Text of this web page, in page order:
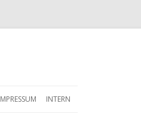
INTERN